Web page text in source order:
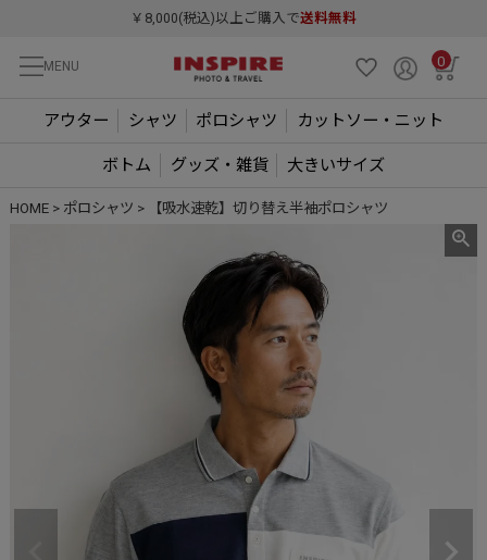
￥8,000(税込)以上ご購入で送料無料
MENU 0
アウター シャツ ポロシャツ カットソー・ニット
ボトム グッズ・雑貨 大きいサイズ
HOME ポロシャツ 【吸水速乾】切り替え半袖ポロシャツ